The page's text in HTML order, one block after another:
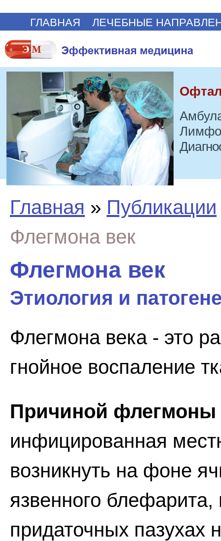
ГЛАВНАЯ ЛЕЧЕБНЫЕ
Главная » Публикации
Флегмона век
Флегмона век
Этиология и
Флегмона века - это
гнойное воспаление
Причиной флегмоны
инфицированная
возникнуть на фоне
язвенного блефарита,
придаточных пазухах